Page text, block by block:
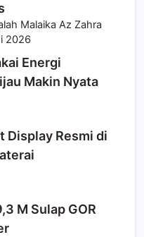
Malaika Az Zahra
2026
Energi
Makin Nyata
Display Resmi di
M Sulap GOR